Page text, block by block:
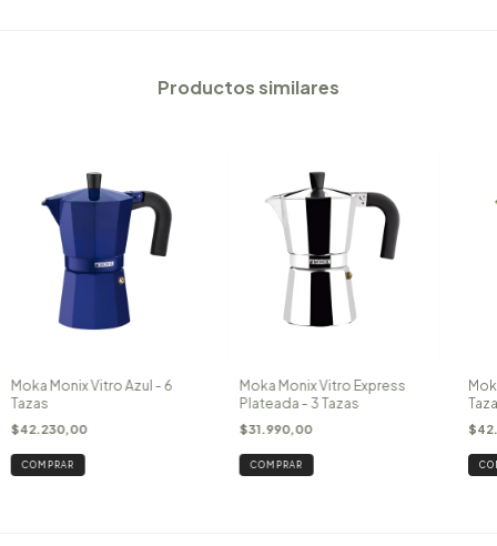
Productos similares
Moka Monix Vitro Azul - 6
Tazas
$42.230,00
COMPRAR
Moka Monix Vitro Express
Plateada - 3 Tazas
$31.990,00
COMPRAR